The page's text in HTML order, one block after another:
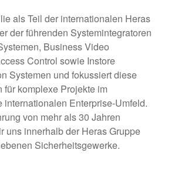
als Teil der internationalen Heras
der führenden Systemintegratoren
Business Video
Control sowie Instore
Systemen und fokussiert diese
für komplexe Projekte im
internationalen Enterprise-Umfeld.
von mehr als 30 Jahren
uns innerhalb der Heras Gruppe
Sicherheitsgewerke.